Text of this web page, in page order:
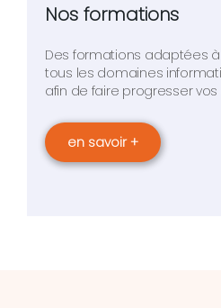
Nos formations
Des formations adaptées
tous les domaines
afin de faire progresser
en savoir +